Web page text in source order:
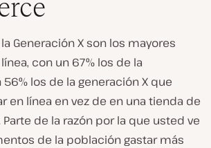
Generación X son los mayores
con un 67% los de la
56% los de la generación X que
en línea en vez de en una tienda de
de la razón por la que usted ve
de la población gastar más